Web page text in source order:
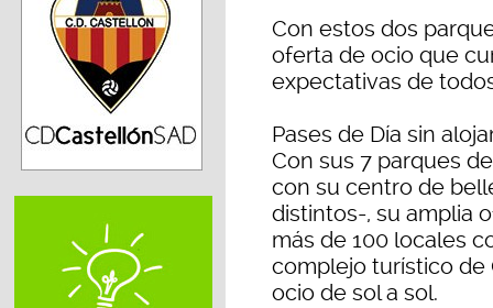
Con estos dos
oferta de ocio que
expectativas de
Pases de Día sin
Con sus 7 parques
con su centro de
distintos-, su amplia
más de 100 locales
complejo turístico de
ocio de sol a sol.